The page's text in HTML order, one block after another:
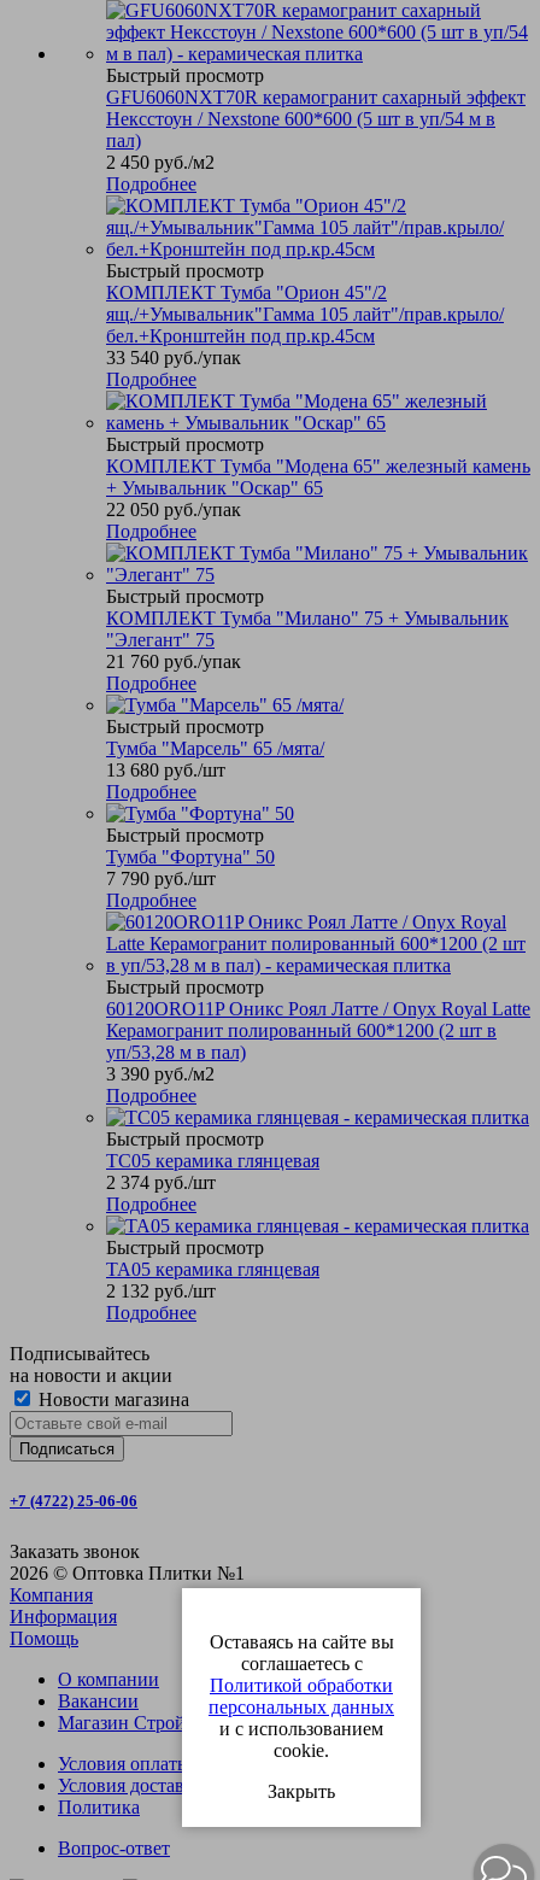
Быстрый просмотр
GFU6060NXT70R керамогранит сахарный эффект
Нексстоун / Nexstone 600*600 (5 шт в уп/54 м в
пал)
2 450 руб./м2
Подробнее
Быстрый просмотр
КОМПЛЕКТ Тумба "Орион 45"/2
ящ./+Умывальник"Гамма 105 лайт"/прав.крыло/
бел.+Кронштейн под пр.кр.45см
33 540 руб./упак
Подробнее
Быстрый просмотр
КОМПЛЕКТ Тумба "Модена 65" железный камень
+ Умывальник "Оскар" 65
22 050 руб./упак
Подробнее
Быстрый просмотр
КОМПЛЕКТ Тумба "Милано" 75 + Умывальник
"Элегант" 75
21 760 руб./упак
Подробнее
Быстрый просмотр
Тумба "Марсель" 65 /мята/
13 680 руб./шт
Подробнее
Быстрый просмотр
Тумба "Фортуна" 50
7 790 руб./шт
Подробнее
Быстрый просмотр
60120ORO11P Оникс Роял Латте / Onyx Royal Latte
Керамогранит полированный 600*1200 (2 шт в
уп/53,28 м в пал)
3 390 руб./м2
Подробнее
Быстрый просмотр
TC05 керамика глянцевая
2 374 руб./шт
Подробнее
Быстрый просмотр
TA05 керамика глянцевая
2 132 руб./шт
Подробнее
Подписывайтесь
на новости и акции
Новости магазина
+7 (4722) 25-06-06
Заказать звонок
2026 © Оптовка Плитки №1
Компания
Информация
Помощь
О компании
Вакансии
Магазин СтройОпт
Условия оплаты
Условия доставки
Политика
Вопрос-ответ
Оставаясь на сайте вы
соглашаетесь с
Политикой обработки
персональных данных
и с использованием
cookie.
Закрыть